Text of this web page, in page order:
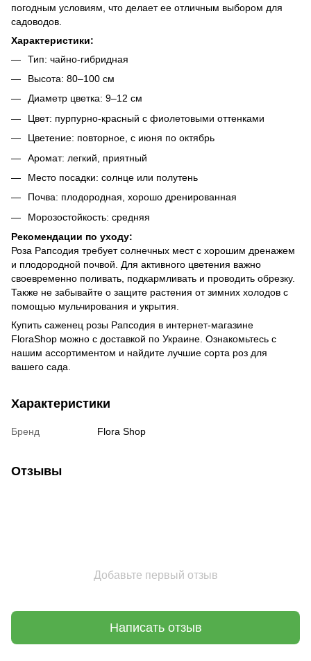
погодным условиям, что делает ее отличным выбором для
садоводов.
Характеристики:
Тип: чайно-гибридная
Высота: 80–100 см
Диаметр цветка: 9–12 см
Цвет: пурпурно-красный с фиолетовыми оттенками
Цветение: повторное, с июня по октябрь
Аромат: легкий, приятный
Место посадки: солнце или полутень
Почва: плодородная, хорошо дренированная
Морозостойкость: средняя
Рекомендации по уходу:
Роза Рапсодия требует солнечных мест с хорошим дренажем
и плодородной почвой. Для активного цветения важно
своевременно поливать, подкармливать и проводить обрезку.
Также не забывайте о защите растения от зимних холодов с
помощью мульчирования и укрытия.
Купить саженец розы Рапсодия в интернет-магазине
FloraShop можно с доставкой по Украине. Ознакомьтесь с
нашим ассортиментом и найдите лучшие сорта роз для
вашего сада.
Характеристики
Бренд Flora Shop
Отзывы
Добавьте первый отзыв
Написать отзыв